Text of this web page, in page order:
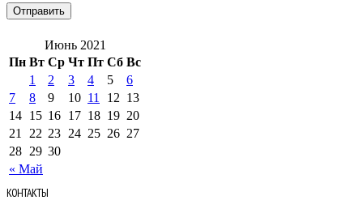
Июнь 2021
Пн Вт Ср Чт Пт Сб Вс
« Май
1 2 3 4 5
6
7
8 9 10 11 12 13
14 15 16 17 18 19 20
21
22 23 24 25 26 27
28 29 30
КОНТАКТЫ